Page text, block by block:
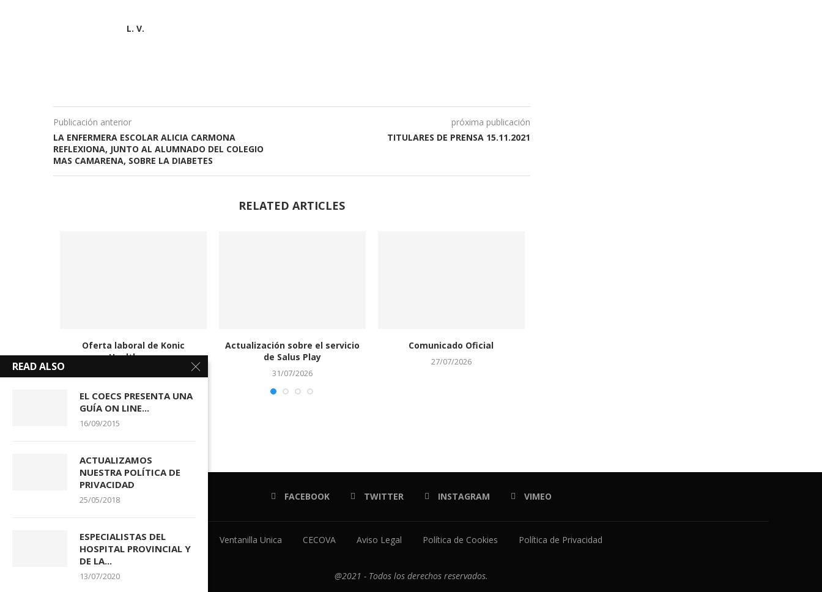
L. V.
Publicación anterior
LA ENFERMERA ESCOLAR ALICIA CARMONA
REFLEXIONA, JUNTO AL ALUMNADO DEL COLEGIO
MAS CAMARENA, SOBRE LA DIABETES
próxima publicación
TITULARES DE PRENSA 15.11.2021
RELATED ARTICLES
Oferta laboral de Konic
Healthcare
Actualización sobre el servicio
de Salus Play
31/07/2026
Comunicado Oficial
27/07/2026
FACEBOOK TWITTER INSTAGRAM VIMEO
Ventanilla Unica CECOVA Aviso Legal Política de Cookies Política de Privacidad
@2021 - Todos los derechos reservados.
READ ALSO
EL COECS PRESENTA UNA
GUÍA ON LINE...
16/09/2015
ACTUALIZAMOS
NUESTRA POLÍTICA DE
PRIVACIDAD
25/05/2018
ESPECIALISTAS DEL
HOSPITAL PROVINCIAL Y
DE LA...
13/07/2020